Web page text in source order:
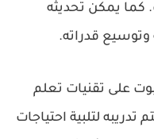
كما يمكن تحديثه
وتوسيع قدراته.
على تقنيات تعلم
تدريبه لتلبية احتياجات